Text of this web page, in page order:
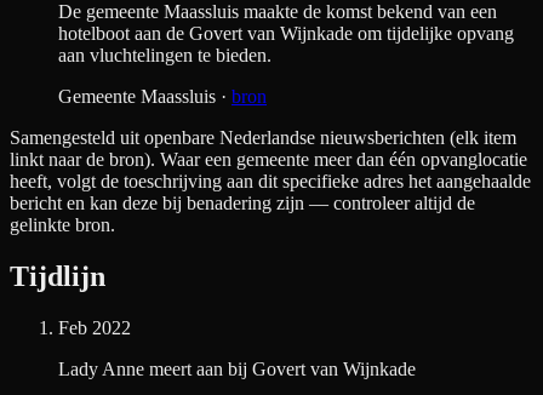
De gemeente Maassluis maakte de komst bekend van een
hotelboot aan de Govert van Wijnkade om tijdelijke opvang
aan vluchtelingen te bieden.
Gemeente Maassluis · bron
Samengesteld uit openbare Nederlandse nieuwsberichten (elk item
linkt naar de bron). Waar een gemeente meer dan één opvanglocatie
heeft, volgt de toeschrijving aan dit specifieke adres het aangehaalde
bericht en kan deze bij benadering zijn — controleer altijd de
gelinkte bron.
Tijdlijn
Feb 2022
Lady Anne meert aan bij Govert van Wijnkade